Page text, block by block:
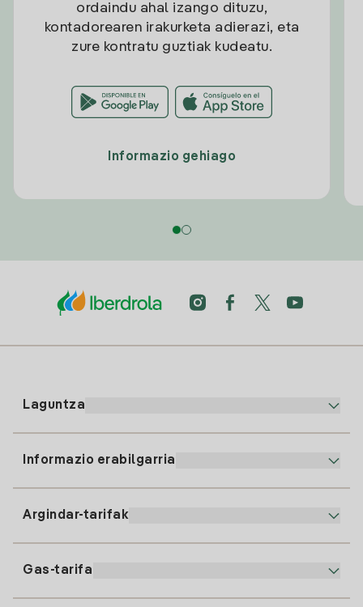
ordaindu ahal izango dituzu,
kontadorearen irakurketa adierazi, eta
zure kontratu guztiak kudeatu.
Informazio gehiago
Laguntza
91 919 52 73
clientes@tuiberdrola.es
Informazio erabilgarria
Argindar-tarifak
Gas-tarifa